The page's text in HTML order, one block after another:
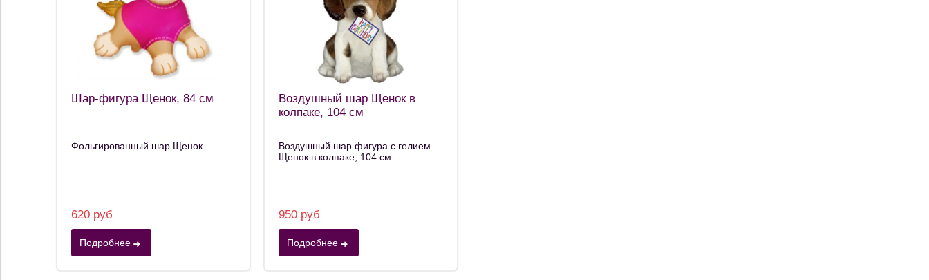
Шар-фигура Щенок, 84 см
Фольгированный шар Щенок
620 руб
Подробнее
Воздушный шар Щенок в
колпаке, 104 см
Воздушный шар фигура с гелием
Щенок в колпаке, 104 см
950 руб
Подробнее